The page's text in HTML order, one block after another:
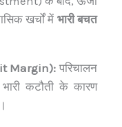
खर्चों में भारी बचत
Margin): परिचालन
कटौती के कारण